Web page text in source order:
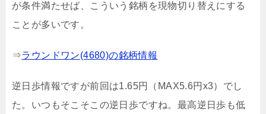
が条件満たせば、こういう銘柄を現物切り替えにする
ことが多いです。
⇒ラウンドワン(4680)の銘柄情報
逆日歩情報ですが前回は1.65円（MAX5.6円x3）でし
た。いつもそこそこの逆日歩ですね。最高逆日歩も低